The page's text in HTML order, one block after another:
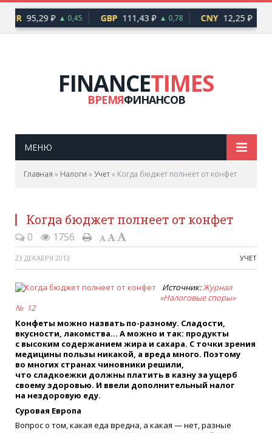
EUR 95,29 ₽ ▲ 0,45 GBP 111,43 ₽ ▲ 0,78 CNY 12,25 ₽ ▲
FINANCETIMES
ВРЕМЯФИНАНСОВ
МЕНЮ
Главная » Налоги »Учет» Когда бюджет полнеет от конфет
Когда бюджет полнеет от конфет
0 1756
23 ДЕКАБРЯ 2013 УЧЕТ
Источник:Журнал
«Налоговые споры»
№ 12
Конфеты можно назвать по-разному. Сладости,
вкусности, лакомства… А можно и так: продукты
с высоким содержанием жира и сахара. С точки зрения
медицины пользы никакой, а вреда много. Поэтому
во многих странах чиновники решили,
что сладкоежки должны платить в казну за ущерб
своему здоровью. И ввели дополнительный налог
на нездоровую еду.
Суровая Европа
Вопрос о том, какая еда вредна, а какая — нет, разные